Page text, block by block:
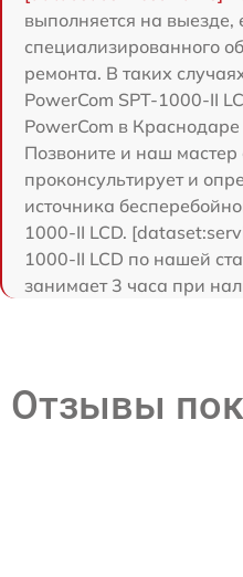
выполняется на выезде,
специализированного
ремонта. В таких
PowerCom SPT-1000-II
PowerCom в Краснодаре
Позвоните и наш
проконсультирует и
источника
1000-II LCD.
1000-II LCD по нашей
занимает 3 часа при
Отзывы